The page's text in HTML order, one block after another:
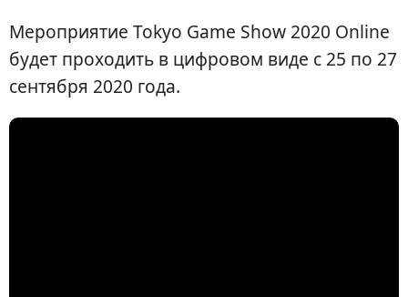
Мероприятие Tokyo Game Show 2020 Online
будет проходить в цифровом виде с 25 по 27
сентября 2020 года.